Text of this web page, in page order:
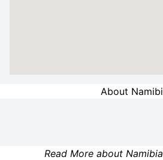
About
Read More about